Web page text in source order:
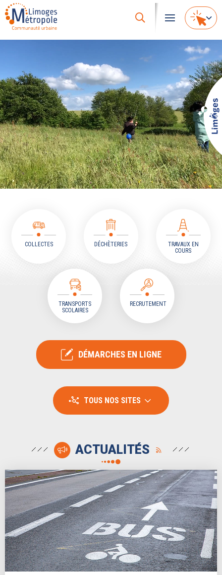
Accès
rapides
COLLECTES DÉCHÈTERIES
TRAVAUX EN
COURS
TRANSPORTS
SCOLAIRES
RECRUTEMENT
DÉMARCHES EN LIGNE
TOUS NOS SITES
ACTUALITÉS